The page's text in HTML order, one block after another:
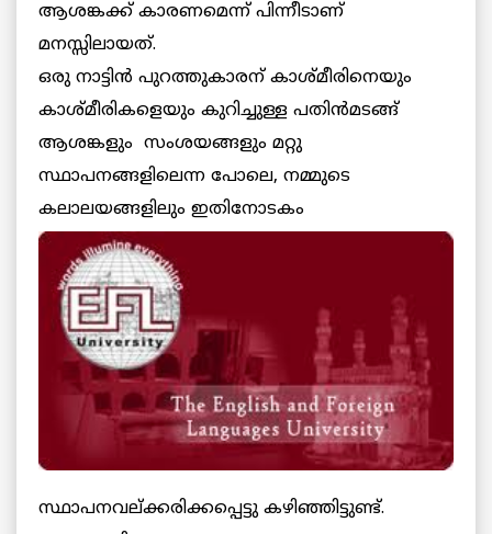
ആശങ്കക്ക് കാരണമെന്ന് പിന്നീടാണ്
മനസ്സിലായത്.
ഒരു നാട്ടിന്‍ പുറത്തുകാരന് കാശ്മീരിനെയും
കാശ്മീരികളെയും കുറിച്ചുള്ള പതിന്‍മടങ്ങ്
ആശങ്കളും സംശയങ്ങളും മറ്റു
സ്ഥാപനങ്ങളിലെന്ന പോലെ, നമ്മുടെ
കലാലയങ്ങളിലും ഇതിനോടകം
സ്ഥാപനവല്ക്കരിക്കപ്പെട്ടു കഴിഞ്ഞിട്ടുണ്ട്.